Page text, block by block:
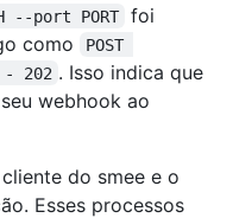
--port PORT
foi
como
POST
- 202 . Isso indica que
webhook ao
do smee e o
Esses processos